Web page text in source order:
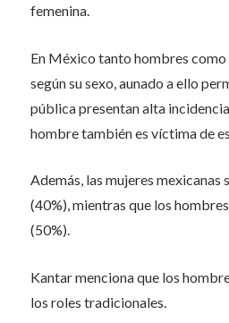
femenina.
En México tanto hombres
según su sexo, aunado a ello
pública presentan alta
hombre también es víctima de
Además, las mujeres mexicanas
(40%), mientras que los
(50%).
Kantar menciona que los
los roles tradicionales.